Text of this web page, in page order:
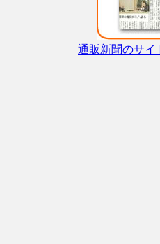
通販新聞のサイ